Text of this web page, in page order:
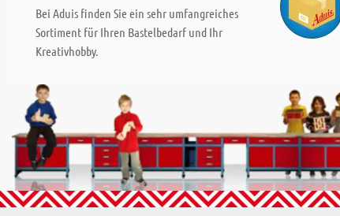
Bei Aduis finden Sie ein sehr umfangreiches
Sortiment für Ihren Bastelbedarf und Ihr
Kreativhobby.